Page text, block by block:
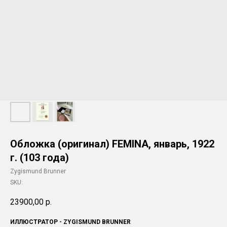
Обложка (оригинал) FEMINA, январь, 1922
г. (103 года)
Zygismund Brunner
SKU:
23900,00 р.
ИЛЛЮСТРАТОР - ZYGISMUND BRUNNER